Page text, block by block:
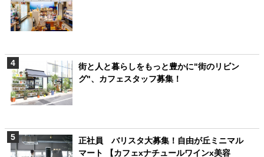
街と人と暮らしをもっと豊かに"街のリビン
グ"、カフェスタッフ募集！
正社員 バリスタ大募集！自由が丘ミニマル
マート 【カフェxナチュールワインx美容